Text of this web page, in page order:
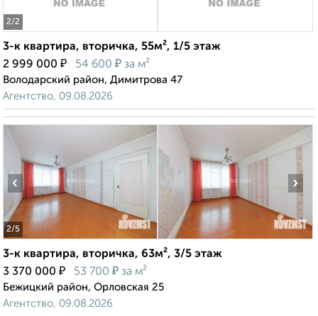
2/2
3-к квартира, вторичка, 55м², 1/5 этаж
2 999 000 ₽ 54 600 ₽ за м²
Володарский район, Димитрова 47
Агентство, 09.08.2026
2/5
‹ ›
3-к квартира, вторичка, 63м², 3/5 этаж
3 370 000 ₽ 53 700 ₽ за м²
Бежицкий район, Орловская 25
Агентство, 09.08.2026